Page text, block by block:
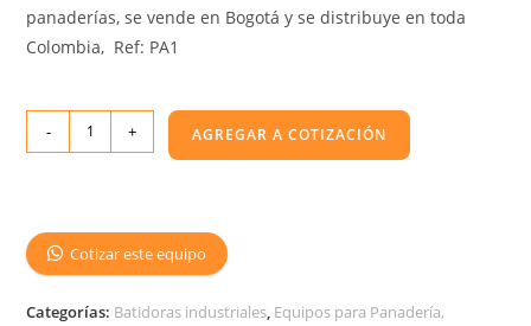
panaderías, se vende en Bogotá y se distribuye en toda
Colombia, Ref: PA1
- + AGREGAR A COTIZACIÓN
Cotizar este equipo
Categorías: Batidoras industriales Equipos para Panadería,